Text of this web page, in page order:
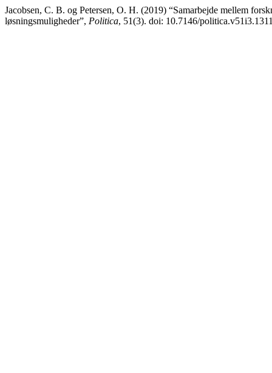
Jacobsen, C. B. og Petersen, O. H. (2019) “Samarbejde mellem
løsningsmuligheder”, Politica, 51(3). doi: 10.7146/